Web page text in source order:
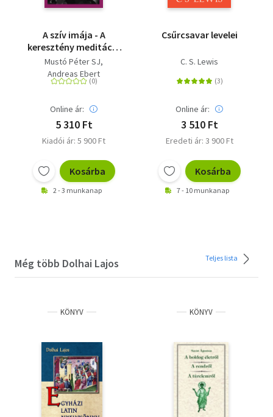
A szív imája - A
keresztény meditáció
gyakorlata
Mustó Péter SJ
Andreas Ebert
Online ár:
5 310 Ft
Kiadói ár: 5 900 Ft
Kosárba
2 - 3 munkanap
Csűrcsavar levelei
C. S. Lewis
Online ár:
3 510 Ft
Eredeti ár: 3 900 Ft
Kosárba
7 - 10 munkanap
Még több Dolhai Lajos Teljes lista
KÖNYV KÖNYV